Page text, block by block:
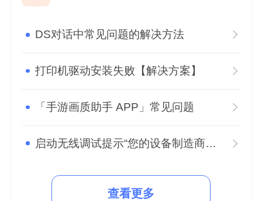
DS对话中常见问题的解决方法
打印机驱动安装失败【解决方案】
「手游画质助手 APP」常见问题
启动无线调试提示“您的设备制造商限制了adb的权限”怎么办？
查看更多